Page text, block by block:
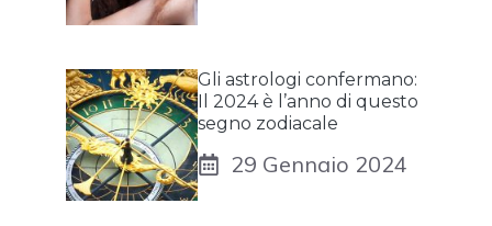
Gli astrologi confermano:
Il 2024 è l’anno di questo
segno zodiacale
29 Gennaio 2024